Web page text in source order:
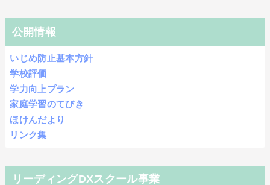
公開情報
いじめ防止基本方針
学校評価
学力向上プラン
家庭学習のてびき
ほけんだより
リンク集
リーディングDXスクール事業